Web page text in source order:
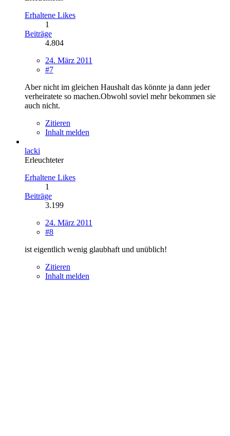
Erhaltene Likes
1
Beiträge
4.804
24. März 2011
#7
Aber nicht im gleichen Haushalt das könnte ja dann jeder
verheiratete so machen.Obwohl soviel mehr bekommen sie
auch nicht.
Zitieren
Inhalt melden
lacki
Erleuchteter
Erhaltene Likes
1
Beiträge
3.199
24. März 2011
#8
ist eigentlich wenig glaubhaft und unüblich!
Zitieren
Inhalt melden